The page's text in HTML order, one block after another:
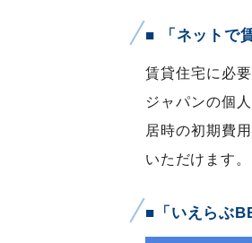
■ 「ネットで
賃貸住宅に必
ジャパンの個
居時の初期費
いただけます。
■「いえらぶ